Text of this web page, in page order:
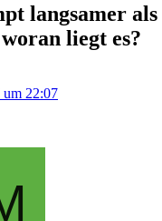
langsamer
liegt es?
um 22:07